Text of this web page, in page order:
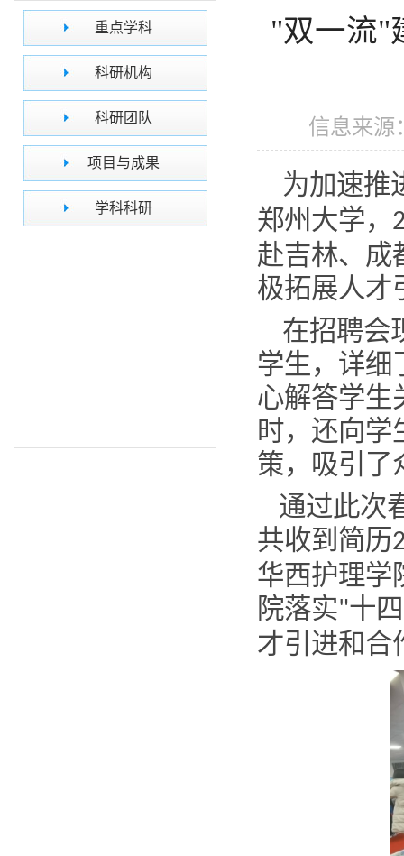
重点学科
科研机构
科研团队
项目与成果
学科科研
"双一流"
信息来
为加速推
郑州大学，
赴吉林、成
极拓展人才
在招聘会
学生 ， 详细
心解答学生
时，还向学
策，吸引了
通过此次
共收到简历
华西护理学
院落实"十
才引进和合